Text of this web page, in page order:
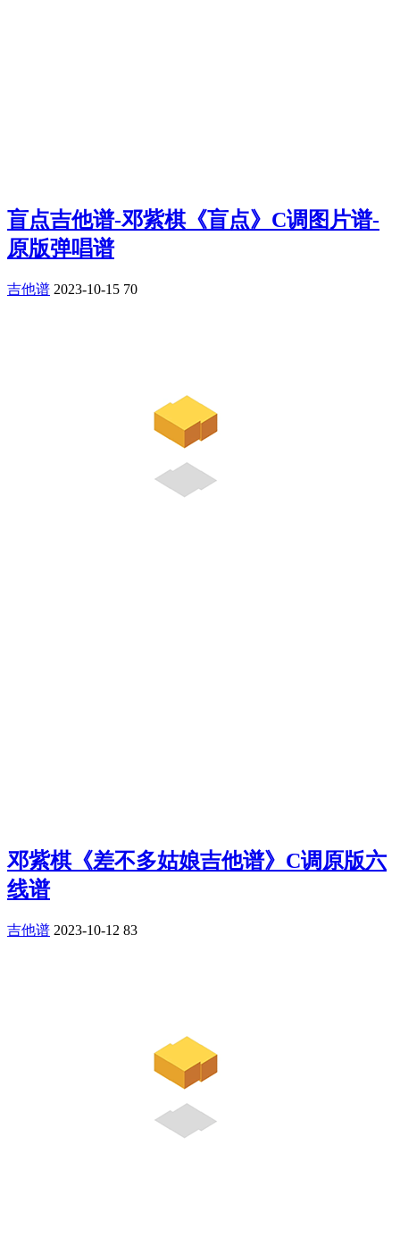
盲点吉他谱-邓紫棋《盲点》C调图片谱-
原版弹唱谱
吉他谱 2023-10-15 70
邓紫棋《差不多姑娘吉他谱》C调原版六
线谱
吉他谱 2023-10-12 83